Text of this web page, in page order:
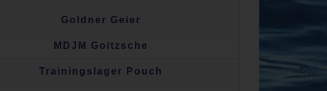
Goldner Geier
MDJM Goitzsche
Trainingslager Pouch